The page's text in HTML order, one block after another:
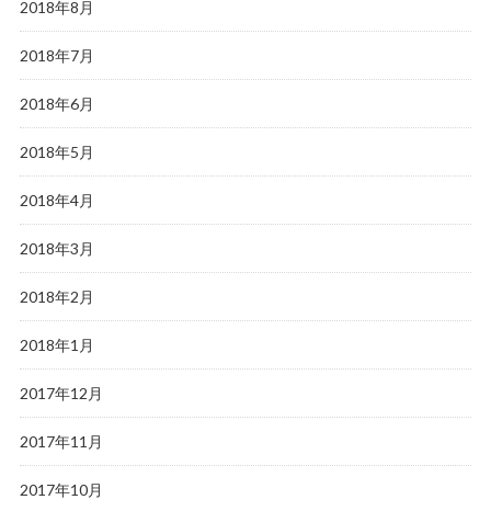
2018年8月
2018年7月
2018年6月
2018年5月
2018年4月
2018年3月
2018年2月
2018年1月
2017年12月
2017年11月
2017年10月